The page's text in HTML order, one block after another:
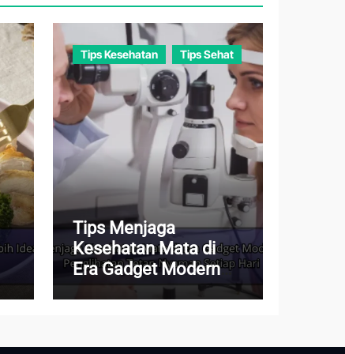
Tips Kesehatan Tips Sehat
Tips Menjaga
Kesehatan Mata di
Era Gadget Modern
agar Penglihatan